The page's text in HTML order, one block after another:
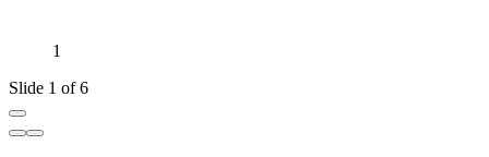
1
Slide 1 of 6